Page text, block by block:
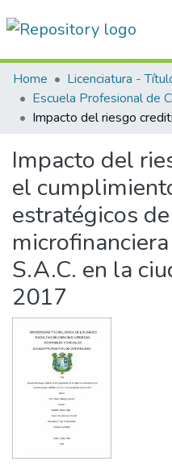
Communities & Collections
All of DSpace
Normativas
Home
Impacto del
el
estratégicos
S.A.C. en la
2017